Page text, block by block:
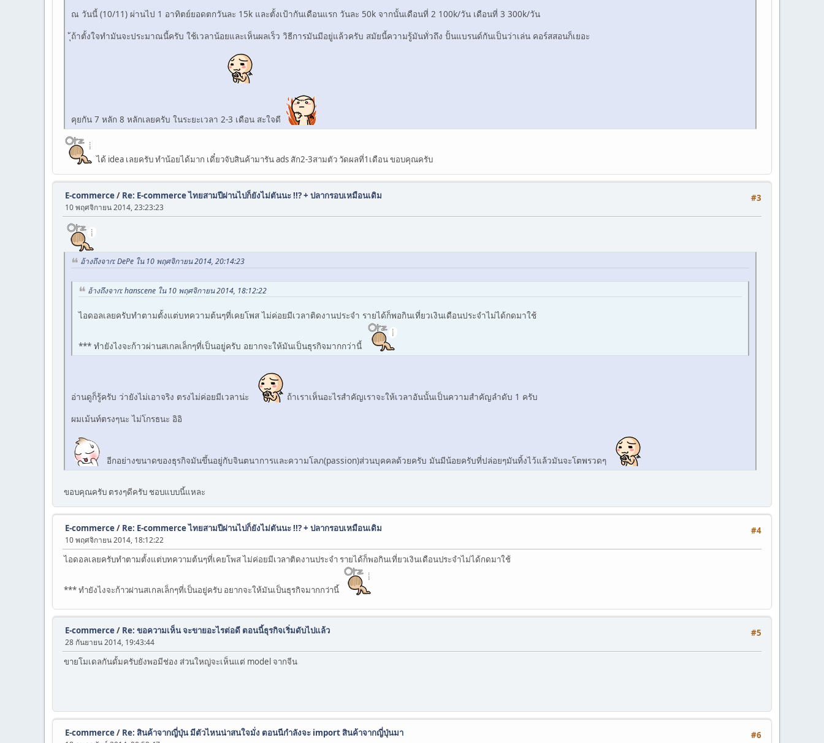
ณ วันนี้ (10/11) ผ่านไป 1 อาทิตย์ยอดตกวันละ 15k และตั้งเป้ากันเดือนแรก วันละ 50k จากนั้นเดือนที่ 2 100k/วัน เดือนที่ 3 300k/วัน
ุ้ถ้าตั้งใจทำมันจะประมาณนี้ครับ ใช้เวลาน้อยและเห็นผลเร็ว วิธีการมันมีอยู่แล้วครับ สมัยนี้ความรู้มันทั่วถึง ปั้นแบรนด์กันเป็นว่าเล่น คอร์สสอนก็เยอะ
คุยกัน 7 หลัก 8 หลักเลยครับ ในระยะเวลา 2-3 เดือน สะใจดี
ได้ idea เลยครับ ทำน้อยได้มาก เดี๋ยวจับสินค้ามารัน ads สัก2-3สามตัว วัดผลที่1เดือน ขอบคุณครับ
#3
E-commerce/ Re: E-commerce ไทยสามปีผ่านไปก็ยังไม่ตันนะ !!? + ปลากรอบเหมือนเดิม
10 พฤศจิกายน 2014, 23:23:23
อ้างถึงจาก: DePe ใน 10 พฤศจิกายน 2014, 20:14:23
อ้างถึงจาก: hanscene ใน 10 พฤศจิกายน 2014, 18:12:22
ไอดอลเลยครับทำตามตั้งแต่บทความต้นๆที่เคยโพส ไม่ค่อยมีเวลาติดงานประจำ รายได้ก็พอกินเที่ยวเงินเดือนประจำไม่ได้กดมาใช้
*** ทำยังไงจะก้าวผ่านสเกลเล็กๆที่เป็นอยู่ครับ อยากจะให้มันเป็นธุรกิจมากกว่านี้
อ่านดูก็รู้ครับ ว่ายังไม่เอาจริง ตรงไม่ค่อยมีเวลาน่ะ
ถ้าเราเห็นอะไรสำคัญเราจะให้เวลาอันนั้นเป็นความสำคัญลำดับ 1 ครับ
ผมเม้นท์ตรงๆนะ ไม่โกรธนะ อิอิ
อีกอย่างขนาดของธุรกิจมันขึ้นอยู่กับจินตนาการและความโลภ(passion)ส่วนบุคคลด้วยครับ มันมีน้อยครับที่ปล่อยๆมันทิ้งไว้แล้วมันจะโตพรวดๆ
ขอบคุณครับ ตรงๆดีครับ ชอบแบบนี้แหละ
#4
E-commerce/ Re: E-commerce ไทยสามปีผ่านไปก็ยังไม่ตันนะ !!? + ปลากรอบเหมือนเดิม
10 พฤศจิกายน 2014, 18:12:22
ไอดอลเลยครับทำตามตั้งแต่บทความต้นๆที่เคยโพส ไม่ค่อยมีเวลาติดงานประจำ รายได้ก็พอกินเที่ยวเงินเดือนประจำไม่ได้กดมาใช้
*** ทำยังไงจะก้าวผ่านสเกลเล็กๆที่เป็นอยู่ครับ อยากจะให้มันเป็นธุรกิจมากกว่านี้
#5
E-commerce/ Re: ขอความเห็น จะขายอะไรต่อดี ตอนนี้ธุรกิจเริ่มดับไปแล้ว
28 กันยายน 2014, 19:43:44
ขายโมเดลกันดั้มครับยังพอมีช่อง ส่วนใหญ่จะเห็นแต่ model จากจีน
#6
E-commerce/ Re: สินค้าจากญี่ปุ่น มีตัวไหนน่าสนใจมั่ง ตอนนีกำลังจะ import สินค้าจากญี่ปุ่นมา